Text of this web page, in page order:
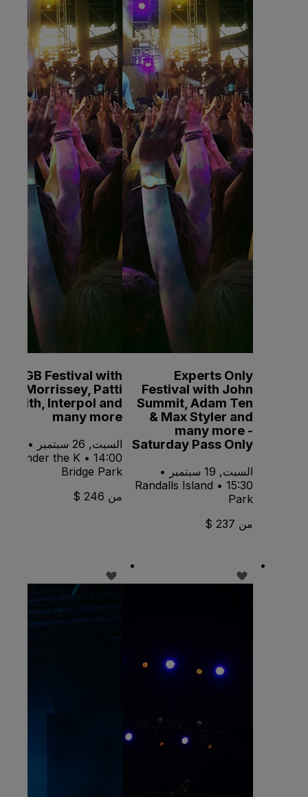
Experts Only
Festival with John
Summit, Adam Ten
& Max Styler and
many more -
Saturday Pass Only
السبت, 19 سبتمبر •
15:30 • Randalls Island
Park
من 237 $
CBGB Festival with
Morrissey, Patti
Smith, Interpol and
many more
السبت, 26 سبتمبر •
14:00 • Under the K
Bridge Park
من 246 $